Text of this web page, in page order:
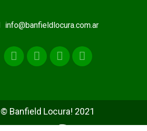
info@banfieldlocura.com.ar
© Banfield Locura! 2021